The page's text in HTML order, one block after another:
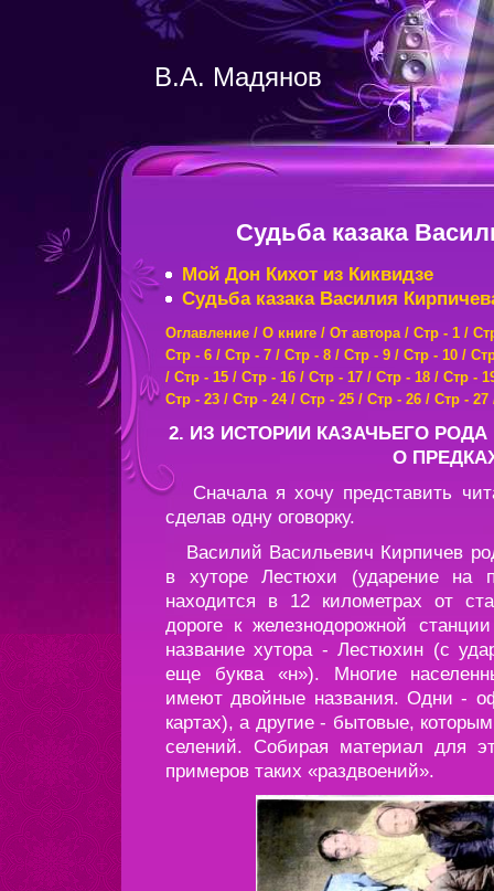
В.А. Мадянов
Судьба казака
Мой Дон Кихот из Киквидзе
Судьба казака Василия
Оглавление / О книге / От автора/ Стр - 1 /
Стр - 6 / Стр - 7 / Стр - 8 / Стр - 9 / Стр - 10 /
/ Стр - 15 / Стр - 16 / Стр - 17 / Стр - 18 / Стр -
Стр - 23 / Стр - 24/ Стр - 25 / Стр - 26 / Стр - 27
2. ИЗ ИСТОРИИ КАЗАЧЬЕГО
О
Сначала я хочу представить
сделав одну оговорку.
Василий Васильевич Кирпичев
в хуторе Лестюхи (ударение на
находится в 12 километрах от
дороге к железнодорожной
название хутора - Лестюхин (с
еще буква «н»). Многие
имеют двойные названия. Одни -
картах), а другие - бытовые,
селений. Собирая материал для
примеров таких «раздвоений».